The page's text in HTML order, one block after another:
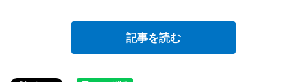
記事を読む